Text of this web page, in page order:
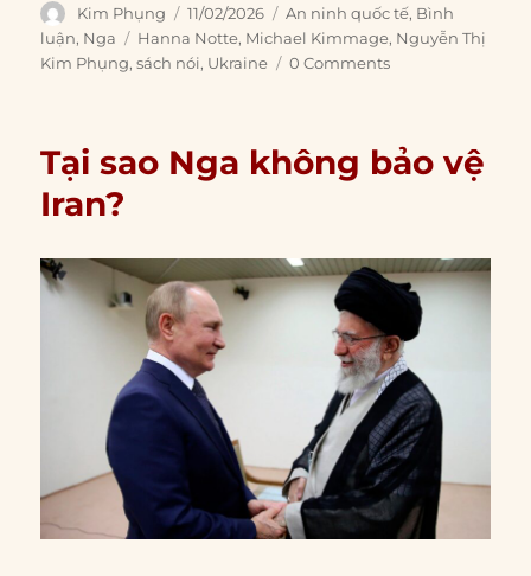
Author
Kim Phụng
Posted
on
11/02/2026 Categories
An ninh quốc tế, Bình
luận, Nga Tags
Hanna Notte, Michael Kimmage, Nguyễn Thị
Kim Phụng,sách nói, Ukraine 0 Comments
Tại sao Nga không bảo vệ
Iran?